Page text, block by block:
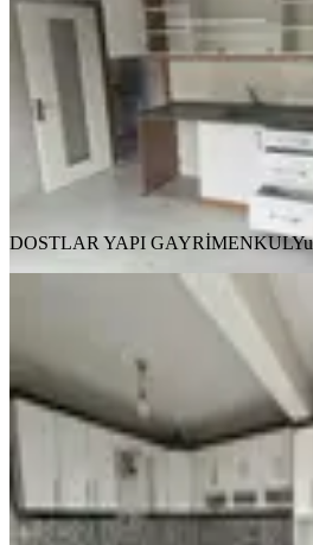
Akhisar, Hürriyet
1+1·75 m²·1. Kat·
16.000 ₺
DOSTLAR YAPI GAYRİMENKUL
DOSTLAR YAPI GAYRİMENKUL
Hürriyet Mah.
M2 3+1
Akhisar, Hürriyet
3+1·135 m² ·2. Kat